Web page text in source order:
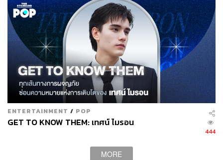
ENTERTAINMENT / POP
GET TO KNOW THEM: เทศน์ ไมรอน
444
MORE